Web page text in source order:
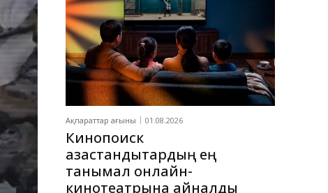
Ақпараттар ағыны 01.08.2026
Кинопоиск
қазақстандықтардың ең
танымал онлайн-
кинотеатрына айналды